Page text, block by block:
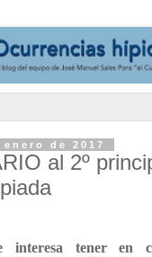
de 2017
al 2º
interesa tener en